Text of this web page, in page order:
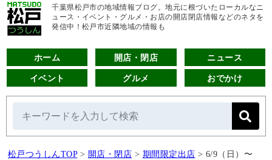
千葉県松戸市の地域情報ブログ。地元に根づいたローカルなニ
ュース・イベント・グルメ・お店の開店閉店情報などのネタを
発信中！松戸市近隣地域の情報も
ホーム 開店・閉店 ニュース
イベント グルメ おでかけ
松戸つうしんTOP > 開店・閉店 > 期間限定出店 > 6/9（日）〜